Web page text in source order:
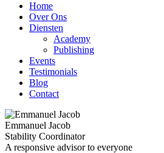
Home
Over Ons
Diensten
Academy
Publishing
Events
Testimonials
Blog
Contact
Emmanuel Jacob
Stability Coordinator
A responsive advisor to everyone